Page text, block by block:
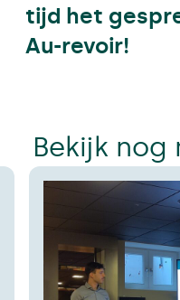
tijd het
Au-revoir!
Bekijk nog